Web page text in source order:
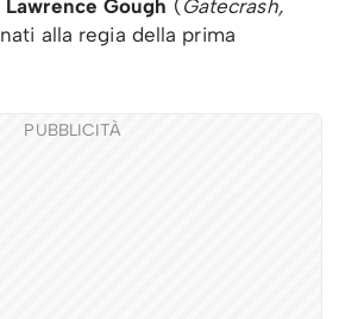
Lawrence Gough (Gatecrash,
alla regia della prima
PUBBLICITÀ